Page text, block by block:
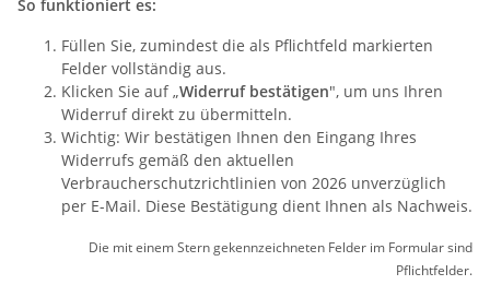
So funktioniert es:
Füllen Sie, zumindest die als Pflichtfeld markierten
Felder vollständig aus.
Klicken Sie auf „Widerruf bestätigen", um uns Ihren
Widerruf direkt zu übermitteln.
Wichtig: Wir bestätigen Ihnen den Eingang Ihres
Widerrufs gemäß den aktuellen
Verbraucherschutzrichtlinien von 2026 unverzüglich
per E-Mail. Diese Bestätigung dient Ihnen als Nachweis.
Die mit einem Stern gekennzeichneten Felder im Formular sind
Pflichtfelder.